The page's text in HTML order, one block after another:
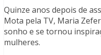
Quinze anos depois de
Mota pela TV, Maria
sonho e se tornou
mulheres.